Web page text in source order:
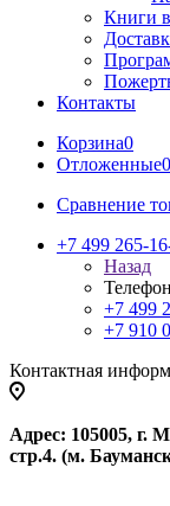
Книги
Контакты
Корзина0
Отложенные0
Сравнение
+7 499 265-
Назад
+7 499
+7 910
Контактная
Адрес: 105005, г.
стр.4. (м.